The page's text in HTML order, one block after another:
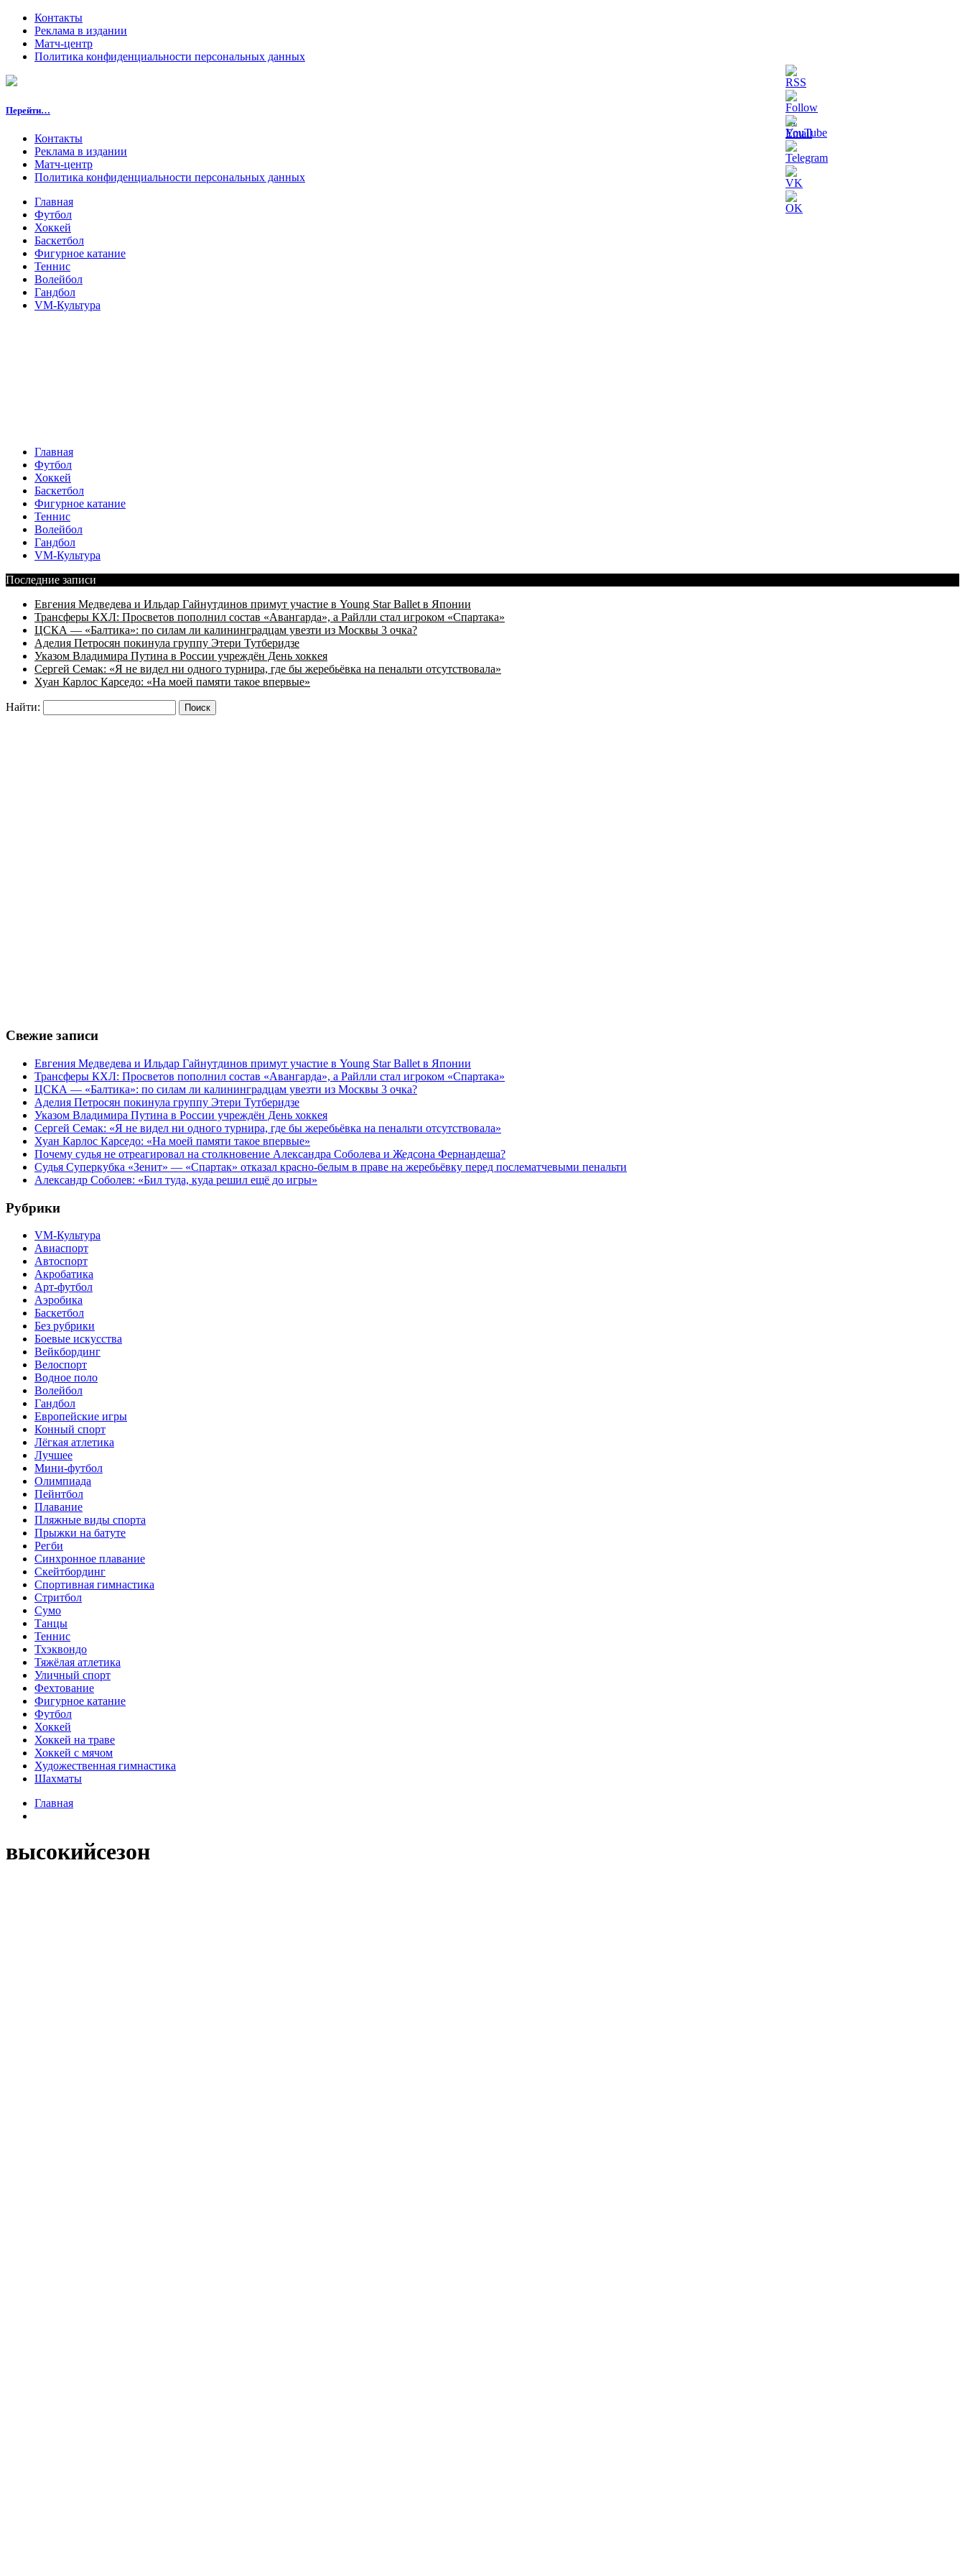
Контакты
Реклама в издании
Матч-центр
Политика конфиденциальности персональных данных
Перейти…
Контакты
Реклама в издании
Матч-центр
Политика конфиденциальности персональных данных
Главная
Футбол
Хоккей
Баскетбол
Фигурное катание
Теннис
Волейбол
Гандбол
VM-Культура
Главная
Футбол
Хоккей
Баскетбол
Фигурное катание
Теннис
Волейбол
Гандбол
VM-Культура
Последние записи
Евгения Медведева и Ильдар Гайнутдинов примут участие в Young Star Ballet в Японии
Трансферы КХЛ: Просветов пополнил состав «Авангарда», а Райлли стал игроком «Спартака»
ЦСКА — «Балтика»: по силам ли калининградцам увезти из Москвы 3 очка?
Аделия Петросян покинула группу Этери Тутберидзе
Указом Владимира Путина в России учреждён День хоккея
Сергей Семак: «Я не видел ни одного турнира, где бы жеребьёвка на пенальти отсутствовала»
Хуан Карлос Карседо: «На моей памяти такое впервые»
Найти:
Свежие записи
Евгения Медведева и Ильдар Гайнутдинов примут участие в Young Star Ballet в Японии
Трансферы КХЛ: Просветов пополнил состав «Авангарда», а Райлли стал игроком «Спартака»
ЦСКА — «Балтика»: по силам ли калининградцам увезти из Москвы 3 очка?
Аделия Петросян покинула группу Этери Тутберидзе
Указом Владимира Путина в России учреждён День хоккея
Сергей Семак: «Я не видел ни одного турнира, где бы жеребьёвка на пенальти отсутствовала»
Хуан Карлос Карседо: «На моей памяти такое впервые»
Почему судья не отреагировал на столкновение Александра Соболева и Жедсона Фернандеша?
Судья Суперкубка «Зенит» — «Спартак» отказал красно-белым в праве на жеребьёвку перед послематчевыми пенальти
Александр Соболев: «Бил туда, куда решил ещё до игры»
Рубрики
VM-Культура
Авиаспорт
Автоспорт
Акробатика
Арт-футбол
Аэробика
Баскетбол
Без рубрики
Боевые искусства
Вейкбординг
Велоспорт
Водное поло
Волейбол
Гандбол
Европейские игры
Конный спорт
Лёгкая атлетика
Лучшее
Мини-футбол
Олимпиада
Пейнтбол
Плавание
Пляжные виды спорта
Прыжки на батуте
Регби
Синхронное плавание
Скейтбординг
Спортивная гимнастика
Стритбол
Сумо
Танцы
Теннис
Тхэквондо
Тяжёлая атлетика
Уличный спорт
Фехтование
Фигурное катание
Футбол
Хоккей
Хоккей на траве
Хоккей с мячом
Художественная гимнастика
Шахматы
Главная
высокийсезон